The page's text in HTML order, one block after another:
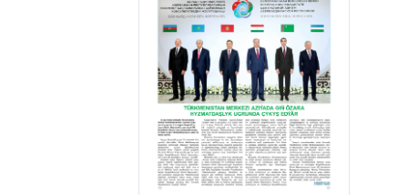
который вот уже многие годы
трудится в этом коллективе,
слаженно задействованы все
службы организации. Среди них
– служба ремонта бытового
газового оборудования,
диспетчерская служба, служба